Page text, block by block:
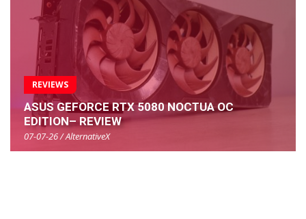
REVIEWS
ASUS GEFORCE RTX 5080 NOCTUA OC
EDITION– REVIEW
07-07-26 / AlternativeX